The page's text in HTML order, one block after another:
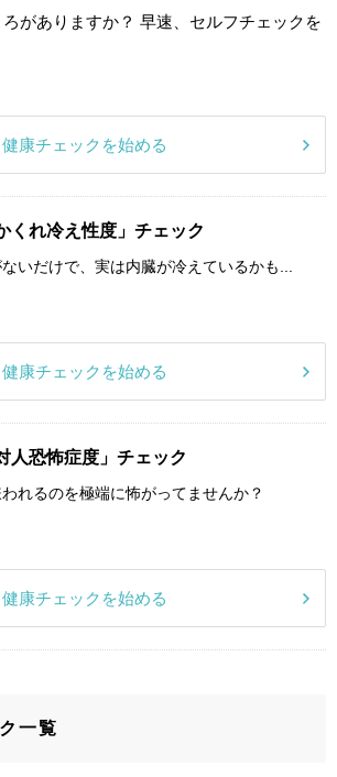
がありますか？ 早速、セルフチェックを
健康チェックを始める
くれ冷え性度」チェック
いだけで、実は内臓が冷えているかも...
健康チェックを始める
人恐怖症度」チェック
われるのを極端に怖がってませんか？
健康チェックを始める
一覧